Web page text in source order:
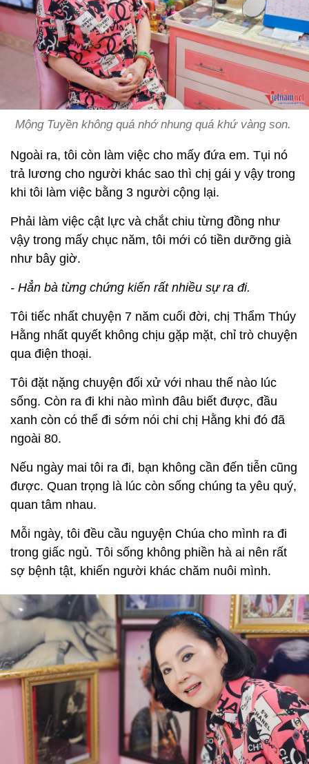
Mộng Tuyền không quá nhớ nhung quá khứ vàng son.
Ngoài ra, tôi còn làm việc cho mấy đứa em. Tụi nó
trả lương cho người khác sao thì chị gái y vậy trong
khi tôi làm việc bằng 3 người cộng lại.
Phải làm việc cật lực và chắt chiu từng đồng như
vậy trong mấy chục năm, tôi mới có tiền dưỡng già
như bây giờ.
- Hẳn bà từng chứng kiến rất nhiều sự ra đi.
Tôi tiếc nhất chuyện 7 năm cuối đời, chị Thẩm Thúy
Hằng nhất quyết không chịu gặp mặt, chỉ trò chuyện
qua điện thoại.
Tôi đặt nặng chuyện đối xử với nhau thế nào lúc
sống. Còn ra đi khi nào mình đâu biết được, đầu
xanh còn có thể đi sớm nói chi chị Hằng khi đó đã
ngoài 80.
Nếu ngày mai tôi ra đi, bạn không cần đến tiễn cũng
được. Quan trọng là lúc còn sống chúng ta yêu quý,
quan tâm nhau.
Mỗi ngày, tôi đều cầu nguyện Chúa cho mình ra đi
trong giấc ngủ. Tôi sống không phiền hà ai nên rất
sợ bệnh tật, khiến người khác chăm nuôi mình.